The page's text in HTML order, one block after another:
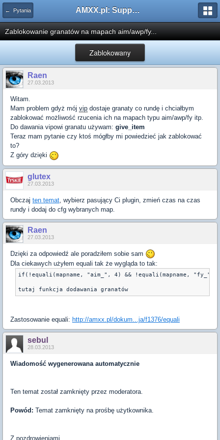
← Pytania AMXX.pl: Support AMX Mod X i SourceMod
Zablokowanie granatów na mapach aim/awp/fy...
Zablokowany
Raen
27.03.2013
Witam.
Mam problem gdyż mój vip dostaje granaty co rundę i chciałbym
zablokować możliwość rzucenia ich na mapach typu aim/awp/fy itp.
Do dawania vipowi granatu używam: give_item
Teraz mam pytanie czy ktoś mógłby mi powiedzieć jak zablokować
to?
Z góry dzięki
glutex
27.03.2013
Obczaj ten temat , wybierz pasujący Ci plugin, zmień czas na czas
rundy i dodaj do cfg wybranych map.
Raen
27.03.2013
Dzięki za odpowiedź ale poradziłem sobie sam
Dla ciekawych użyłem equali tak że wygląda to tak:
if(!equali(mapname, "aim_", 4) && !equali(mapname, "fy_",
Zastosowanie equali: http://amxx.pl/dokum...ja/f1376/equali
sebul
28.03.2013
Wiadomość wygenerowana automatycznie
Ten temat został zamknięty przez moderatora.
Powód: Temat zamknięty na prośbę użytkownika.
Z pozdrowieniami,